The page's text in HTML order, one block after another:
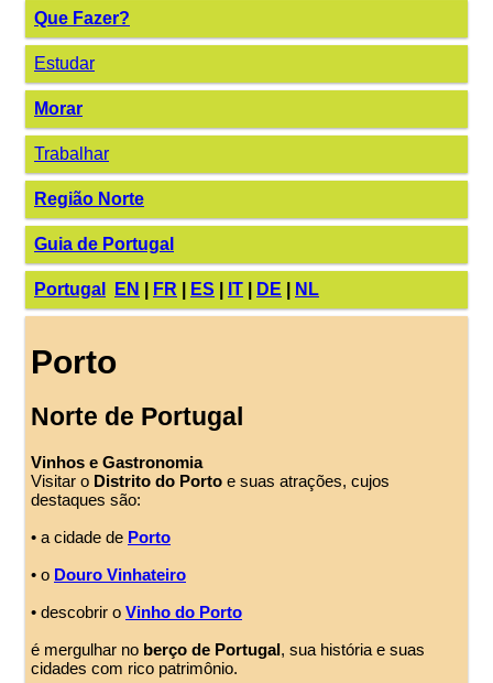
Que Fazer?
Estudar
Morar
Trabalhar
Região Norte
Guia de Portugal
Portugal EN FR ES IT DE NL
Porto
Norte de Portugal
Vinhos e Gastronomia
Visitar o Distrito do Porto e suas atrações, cujos
destaques são:
• a cidade de Porto
• o Douro Vinhateiro
• descobrir o Vinho do Porto
é mergulhar no berço de Portugal, sua história e suas
cidades com rico patrimônio.